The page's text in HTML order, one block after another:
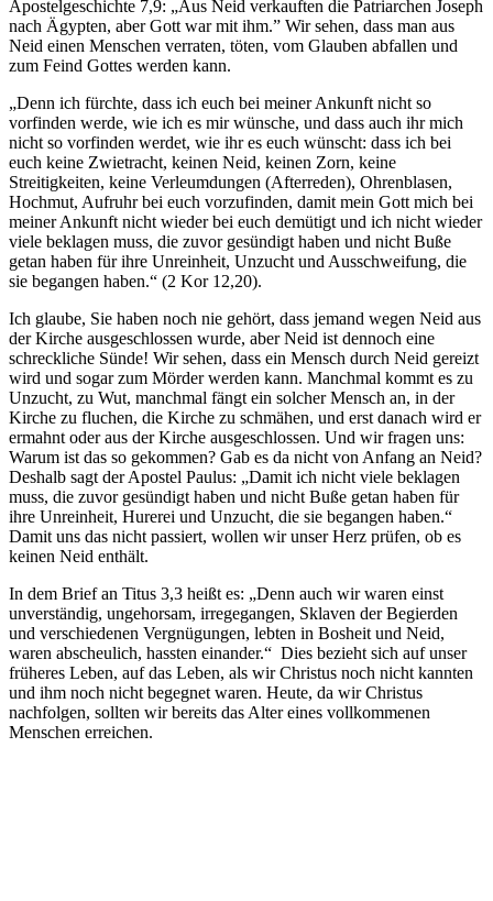
Apostelgeschichte 7,9: „Aus Neid verkauften die Patriarchen Joseph
nach Ägypten, aber Gott war mit ihm.” Wir sehen, dass man aus
Neid einen Menschen verraten, töten, vom Glauben abfallen und
zum Feind Gottes werden kann.
„Denn ich fürchte, dass ich euch bei meiner Ankunft nicht so
vorfinden werde, wie ich es mir wünsche, und dass auch ihr mich
nicht so vorfinden werdet, wie ihr es euch wünscht: dass ich bei
euch keine Zwietracht, keinen Neid, keinen Zorn, keine
Streitigkeiten, keine Verleumdungen (Afterreden), Ohrenblasen,
Hochmut, Aufruhr bei euch vorzufinden, damit mein Gott mich bei
meiner Ankunft nicht wieder bei euch demütigt und ich nicht wieder
viele beklagen muss, die zuvor gesündigt haben und nicht Buße
getan haben für ihre Unreinheit, Unzucht und Ausschweifung, die
sie begangen haben.“ (2 Kor 12,20).
Ich glaube, Sie haben noch nie gehört, dass jemand wegen Neid aus
der Kirche ausgeschlossen wurde, aber Neid ist dennoch eine
schreckliche Sünde! Wir sehen, dass ein Mensch durch Neid gereizt
wird und sogar zum Mörder werden kann. Manchmal kommt es zu
Unzucht, zu Wut, manchmal fängt ein solcher Mensch an, in der
Kirche zu fluchen, die Kirche zu schmähen, und erst danach wird er
ermahnt oder aus der Kirche ausgeschlossen. Und wir fragen uns:
Warum ist das so gekommen? Gab es da nicht von Anfang an Neid?
Deshalb sagt der Apostel Paulus: „Damit ich nicht viele beklagen
muss, die zuvor gesündigt haben und nicht Buße getan haben für
ihre Unreinheit, Hurerei und Unzucht, die sie begangen haben.“
Damit uns das nicht passiert, wollen wir unser Herz prüfen, ob es
keinen Neid enthält.
In dem Brief an Titus 3,3 heißt es: „Denn auch wir waren einst
unverständig, ungehorsam, irregegangen, Sklaven der Begierden
und verschiedenen Vergnügungen, lebten in Bosheit und Neid,
waren abscheulich, hassten einander.“ Dies bezieht sich auf unser
früheres Leben, auf das Leben, als wir Christus noch nicht kannten
und ihm noch nicht begegnet waren. Heute, da wir Christus
nachfolgen, sollten wir bereits das Alter eines vollkommenen
Menschen erreichen.